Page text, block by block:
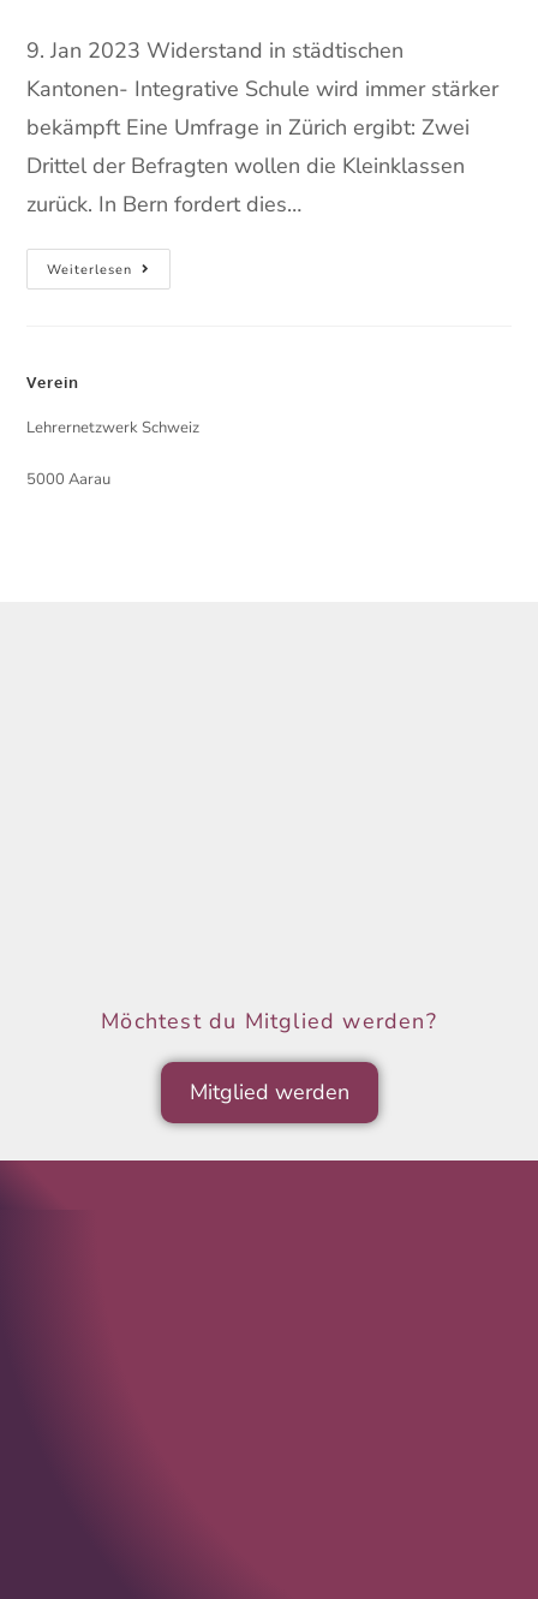
9. Jan 2023 Widerstand in städtischen
Kantonen- Integrative Schule wird immer stärker
bekämpft Eine Umfrage in Zürich ergibt: Zwei
Drittel der Befragten wollen die Kleinklassen
zurück. In Bern fordert dies…
Weiterlesen
Verein
Lehrernetzwerk Schweiz
5000 Aarau
Möchtest du Mitglied werden?
Mitglied werden